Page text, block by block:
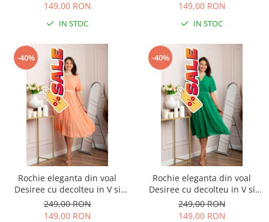
149,00 RON
IN STOC
149,00 RON
IN STOC
-40%
Rochie eleganta din voal
Desiree cu decolteu in V si
curea - Piersica
249,00 RON
149,00 RON
-40%
Rochie eleganta din voal
Desiree cu decolteu in V si
curea - Verde smarald
249,00 RON
149,00 RON